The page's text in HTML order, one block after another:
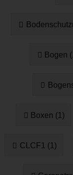
Bogen
Boxen (1)
CLCF1 (1)